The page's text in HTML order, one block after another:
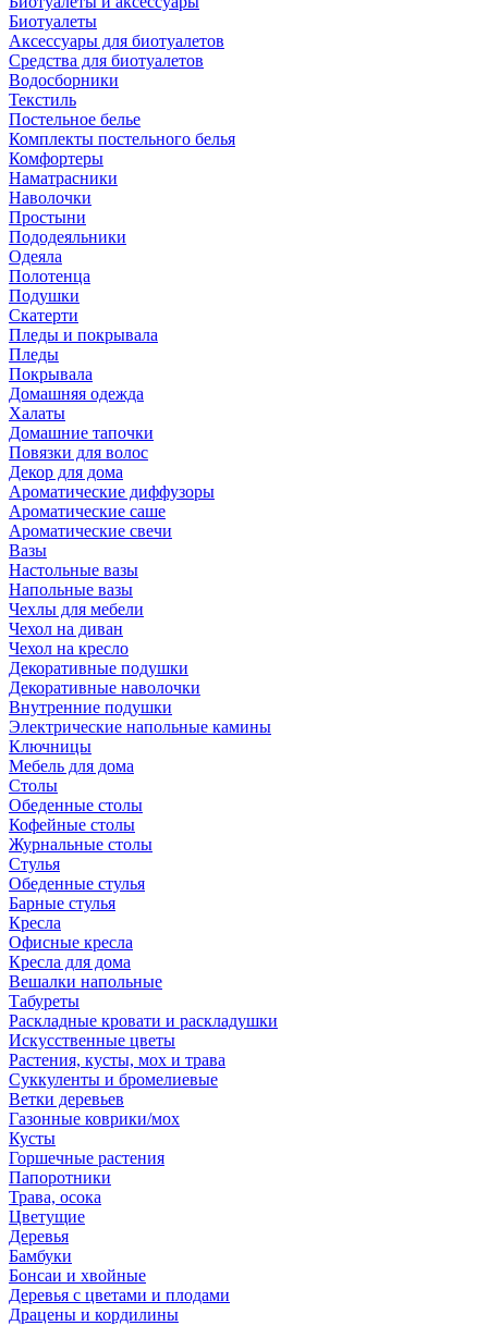
Биотуалеты
Аксессуары для биотуалетов
Средства для биотуалетов
Водосборники
Текстиль
Постельное белье
Комплекты постельного белья
Комфортеры
Наматрасники
Наволочки
Простыни
Пододеяльники
Одеяла
Полотенца
Подушки
Скатерти
Пледы и покрывала
Пледы
Покрывала
Домашняя одежда
Халаты
Домашние тапочки
Повязки для волос
Декор для дома
Ароматические диффузоры
Ароматические саше
Ароматические свечи
Вазы
Настольные вазы
Напольные вазы
Чехлы для мебели
Чехол на диван
Чехол на кресло
Декоративные подушки
Декоративные наволочки
Внутренние подушки
Электрические напольные камины
Ключницы
Мебель для дома
Столы
Обеденные столы
Кофейные столы
Журнальные столы
Стулья
Обеденные стулья
Барные стулья
Кресла
Офисные кресла
Кресла для дома
Вешалки напольные
Табуреты
Раскладные кровати и раскладушки
Искусственные цветы
Растения, кусты, мох и трава
Суккуленты и бромелиевые
Ветки деревьев
Газонные коврики/мох
Кусты
Горшечные растения
Папоротники
Трава, осока
Цветущие
Деревья
Бамбуки
Бонсаи и хвойные
Деревья с цветами и плодами
Драцены и кордилины